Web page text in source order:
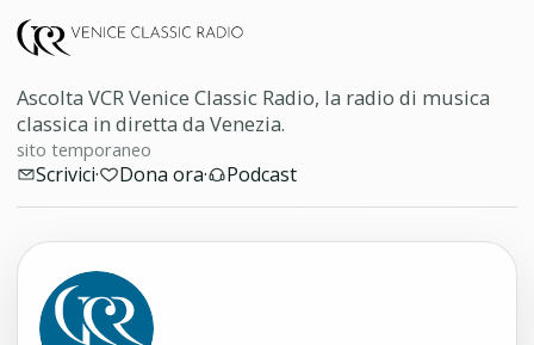
Ascolta VCR Venice Classic Radio, la radio di musica
classica in diretta da Venezia.
sito temporaneo
Scrivici· Dona ora· Podcast